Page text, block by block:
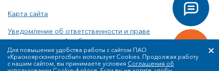
Карта сайта
Уведомление об ответственности и праве
интеллектуальной собственности
Политика ПАО «Красноярскэнергосбыт» в отношении
обработки персональных данных
Для повышения удобства работы с сайтом ПАО
«Красноярскэнергосбыт» использует Cookies. Продолжая работу
с нашим сайтом, вы принимаете условия Соглашения об